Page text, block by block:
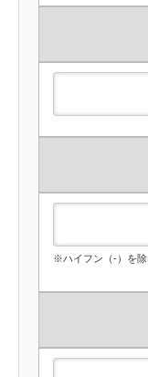
※ハイフン（-）を除